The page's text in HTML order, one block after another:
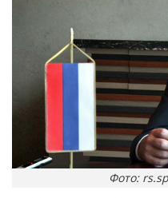
Фото: